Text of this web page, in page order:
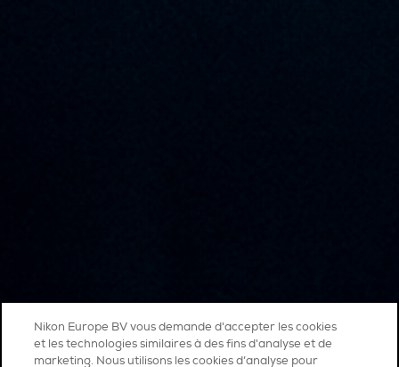
Nikon Europe BV vous demande d'accepter les cookies
et les technologies similaires à des fins d'analyse et de
marketing. Nous utilisons les cookies d’analyse pour